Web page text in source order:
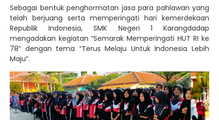
Sebagai bentuk penghormatan jasa para pahlawan yang
telah berjuang serta memperingati hari kemerdekaan
Republik Indonesia, SMK Negeri 1 Karangdadap
mengadakan kegiatan “Semarak Memperingati HUT RI ke
78” dengan tema “Terus Melaju Untuk Indonesia Lebih
Maju”.